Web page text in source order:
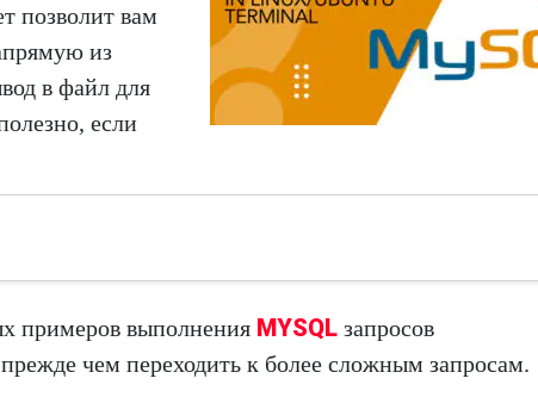
позволит вам
из
в файл для
если
примеров выполнения MYSQL запросов
чем переходить к более сложным запросам.